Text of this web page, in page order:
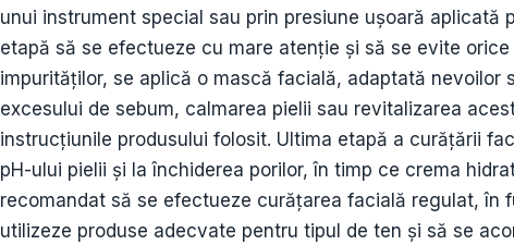
unui instrument special sau prin presiune ușoară
etapă să se efectueze cu mare atenție și să se evite
impurităților, se aplică o mască facială, adaptată
excesului de sebum, calmarea pielii sau revitalizarea
instrucțiunile produsului folosit. Ultima etapă a curățării
pH-ului pielii și la închiderea porilor, în timp ce crema
recomandat să se efectueze curățarea facială regulat, în
utilizeze produse adecvate pentru tipul de ten și să se